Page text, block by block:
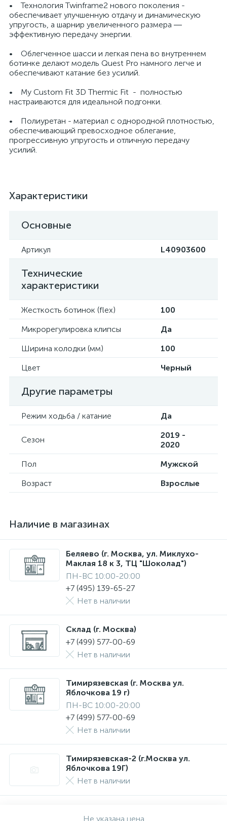
• Технология Twinframe2 нового поколения -
обеспечивает улучшенную отдачу и динамическую
упругость, а шарнир увеличенного размера ―
эффективную передачу энергии.
• Облегченное шасси и легкая пена во внутреннем
ботинке делают модель Quest Pro намного легче и
обеспечивают катание без усилий.
• My Custom Fit 3D Thermic Fit - полностью
настраиваются для идеальной подгонки.
• Полиуретан - материал с однородной плотностью,
обеспечивающий превосходное облегание,
прогрессивную упругость и отличную передачу
усилий.
Характеристики
Основные
Артикул L40903600
Технические
характеристики
Жесткость ботинок (flex)
100
Микрорегулировка клипсы
Да
Ширина колодки (мм)
100
Цвет
Черный
Другие параметры
Режим ходьба / катание Да
Сезон
2019 -
2020
Пол
Мужской
Возраст
Взрослые
Наличие в магазинах
Беляево (г. Москва, ул. Миклухо-
Маклая 18 к 3, ТЦ "Шоколад")
ПН-ВС 10:00-20:00
+7 (495) 139-65-27
Нет в наличии
Склад (г. Москва)
+7 (499) 577-00-69
Нет в наличии
Тимирязевская (г. Москва ул.
Яблочкова 19 г)
ПН-ВС 10:00-20:00
+7 (499) 577-00-69
Нет в наличии
Тимирязевская-2 (г.Москва ул.
Яблочкова 19Г)
Нет в наличии
Не указана цена